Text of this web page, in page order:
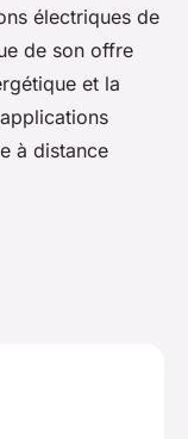
électriques de
de son offre
et la
à distance